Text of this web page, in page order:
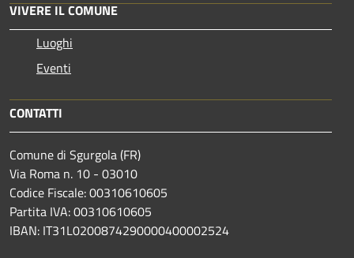
VIVERE IL COMUNE
Luoghi
Eventi
CONTATTI
Comune di Sgurgola (FR)
Via Roma n. 10 - 03010
Codice Fiscale: 00310610605
Partita IVA: 00310610605
IBAN: IT31L0200874290000400002524